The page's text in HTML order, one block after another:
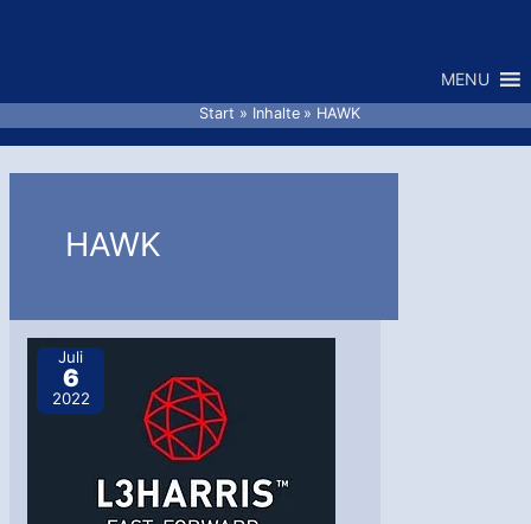
MENU
Start Inhalte HAWK
HAWK
Juli
6
2022